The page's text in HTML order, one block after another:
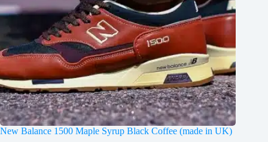
New Balance 1500 Maple Syrup Black Coffee (made in UK)